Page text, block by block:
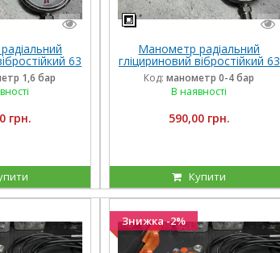
63
Італія
1,6 бар
грн.
Манометр радіальний
гліцириновий вібростійкий 63
мм 0-4 Бар Італія
Код: манометр 0-4 бар
В наявності
590,00 грн.
Купити
Знижка -2%